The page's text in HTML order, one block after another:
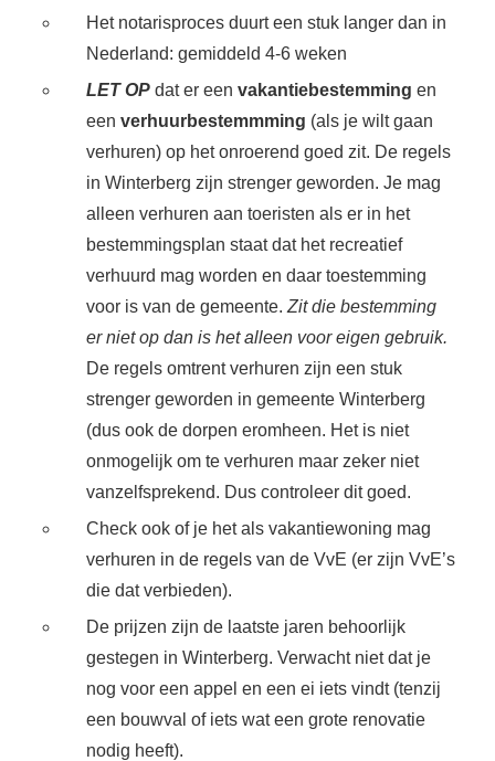
Het notarisproces duurt een stuk langer dan in
Nederland: gemiddeld 4-6 weken
LET OP dat er eenvakantiebestemming en
eenverhuurbestemmming (als je wilt gaan
verhuren) op het onroerend goed zit. De regels
in Winterberg zijn strenger geworden. Je mag
alleen verhuren aan toeristen als er in het
bestemmingsplan staat dat het recreatief
verhuurd mag worden en daar toestemming
voor is van de gemeente.Zit die bestemming
er niet op dan is het alleen voor eigen gebruik.
De regels omtrent verhuren zijn een stuk
strenger geworden in gemeente Winterberg
(dus ook de dorpen eromheen. Het is niet
onmogelijk om te verhuren maar zeker niet
vanzelfsprekend. Dus controleer dit goed.
Check ook of je het als vakantiewoning mag
verhuren in de regels van de VvE (er zijn VvE’s
die dat verbieden).
De prijzen zijn de laatste jaren behoorlijk
gestegen in Winterberg. Verwacht niet dat je
nog voor een appel en een ei iets vindt (tenzij
een bouwval of iets wat een grote renovatie
nodig heeft).